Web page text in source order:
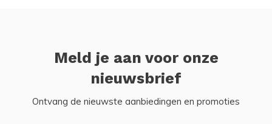
Meld je aan voor onze
nieuwsbrief
Ontvang de nieuwste aanbiedingen en promoties